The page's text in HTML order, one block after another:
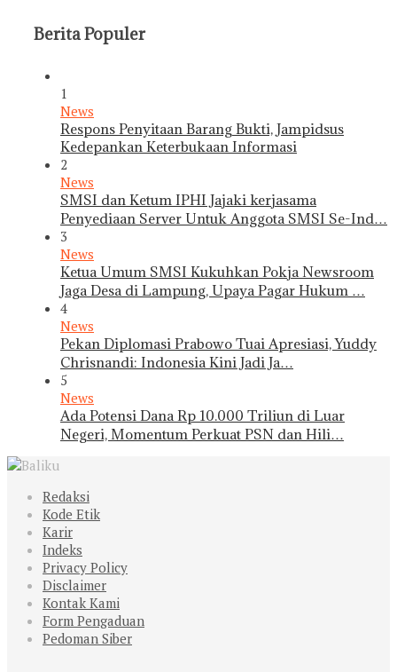
Berita Populer
1
News
Respons Penyitaan Barang Bukti, Jampidsus
Kedepankan Keterbukaan Informasi
2
News
SMSI dan Ketum IPHI Jajaki kerjasama
Penyediaan Server Untuk Anggota SMSI Se-Ind…
3
News
Ketua Umum SMSI Kukuhkan Pokja Newsroom
Jaga Desa di Lampung, Upaya Pagar Hukum …
4
News
Pekan Diplomasi Prabowo Tuai Apresiasi, Yuddy
Chrisnandi: Indonesia Kini Jadi Ja…
5
News
Ada Potensi Dana Rp 10.000 Triliun di Luar
Negeri, Momentum Perkuat PSN dan Hili…
Redaksi
Kode Etik
Karir
Indeks
Privacy Policy
Disclaimer
Kontak Kami
Form Pengaduan
Pedoman Siber